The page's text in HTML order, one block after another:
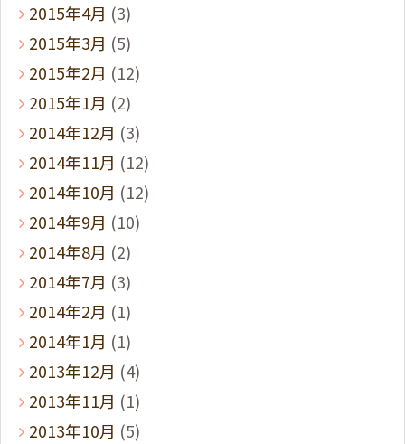
2015年4月 (3)
2015年3月 (5)
2015年2月 (12)
2015年1月 (2)
2014年12月 (3)
2014年11月 (12)
2014年10月 (12)
2014年9月 (10)
2014年8月 (2)
2014年7月 (3)
2014年2月 (1)
2014年1月 (1)
2013年12月 (4)
2013年11月 (1)
2013年10月 (5)